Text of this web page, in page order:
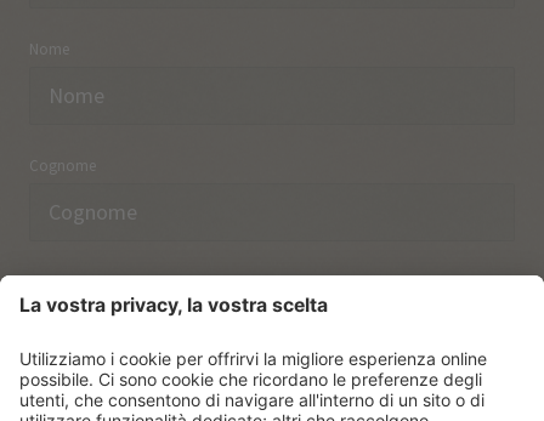
Nome
Cognome
Indirizzo email